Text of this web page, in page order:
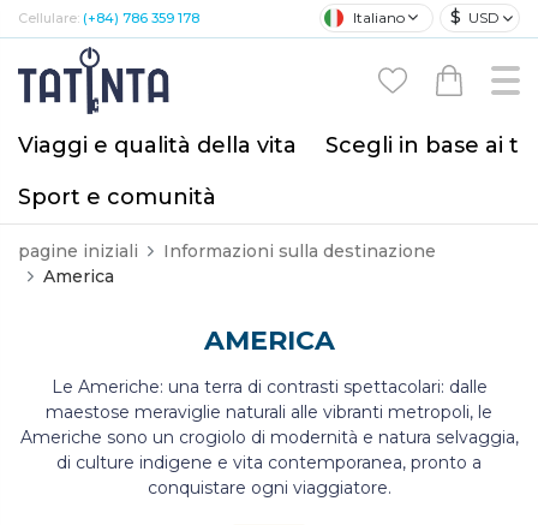
Cellulare: (+84) 786 359 178 Italiano $ USD
Viaggi e qualità della vita
Scegli in base ai
Sport e comunità
pagine iniziali
Informazioni sulla destinazione
America
AMERICA
Le Americhe: una terra di contrasti spettacolari: dalle
maestose meraviglie naturali alle vibranti metropoli, le
Americhe sono un crogiolo di modernità e natura selvaggia,
di culture indigene e vita contemporanea, pronto a
conquistare ogni viaggiatore.